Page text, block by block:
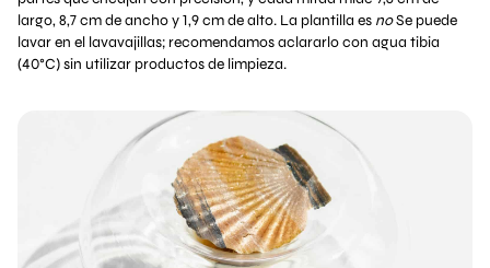
largo, 8,7 cm de ancho y 1,9 cm de alto. La plantilla es noSe puede
lavar en el lavavajillas; recomendamos aclararlo con agua tibia
(40°C) sin utilizar productos de limpieza.